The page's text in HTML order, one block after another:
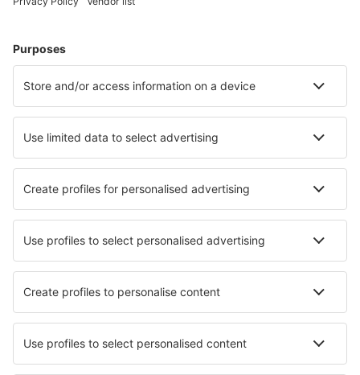
Hotels in Neapel Hotels in Florenz Hotels in Mailand
Hotels in Monopoli Hotels in Selva di Val Gardena
Hotels in Verbania Hotels in Finale Ligure
Die besten Hotels - Städte
Hotels in Opatowiec Hotels in Schwanau
Hotels in Dosbarrios Hotels in Godmanstone
Hotels in Long Island Hotels in Aldersbach